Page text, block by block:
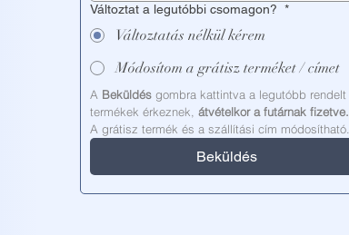
Változtat a legutóbbi csomagon? *
Változtatás nélkül kérem
Módosítom a grátisz terméket / címet
A Beküldés gombra kattintva a legutóbb rendelt
termékek érkeznek, átvételkor a futárnak fizetve.
A grátisz termék és a szállítási cím módosítható.
Beküldés